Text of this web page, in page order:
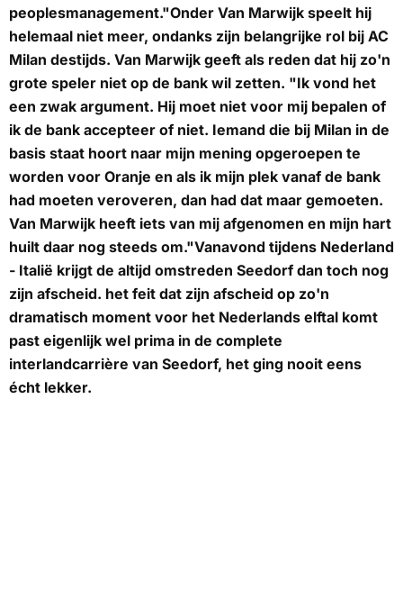
peoplesmanagement."Onder Van Marwijk speelt hij
helemaal niet meer, ondanks zijn belangrijke rol bij AC
Milan destijds. Van Marwijk geeft als reden dat hij zo'n
grote speler niet op de bank wil zetten. "Ik vond het
een zwak argument. Hij moet niet voor mij bepalen of
ik de bank accepteer of niet. Iemand die bij Milan in de
basis staat hoort naar mijn mening opgeroepen te
worden voor Oranje en als ik mijn plek vanaf de bank
had moeten veroveren, dan had dat maar gemoeten.
Van Marwijk heeft iets van mij afgenomen en mijn hart
huilt daar nog steeds om."Vanavond tijdens Nederland
- Italië krijgt de altijd omstreden Seedorf dan toch nog
zijn afscheid. het feit dat zijn afscheid op zo'n
dramatisch moment voor het Nederlands elftal komt
past eigenlijk wel prima in de complete
interlandcarrière van Seedorf, het ging nooit eens
écht lekker.